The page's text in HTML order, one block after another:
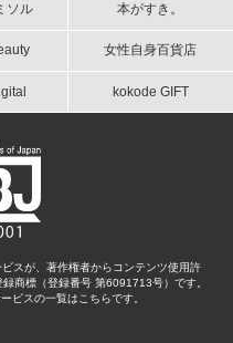
ソル 本がすき。
女性自身百貨店
kokode GIFT
スが、著作権者からコンテンツ使用許
商標（登録番号 第6091713号）です。
ビスの一覧はこちらです。